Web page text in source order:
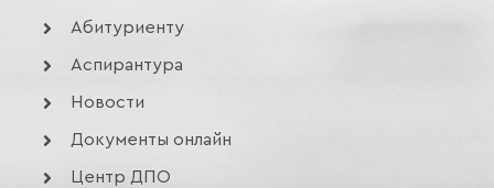
Абитуриенту
Аспирантура
Новости
Документы онлайн
Центр ДПО